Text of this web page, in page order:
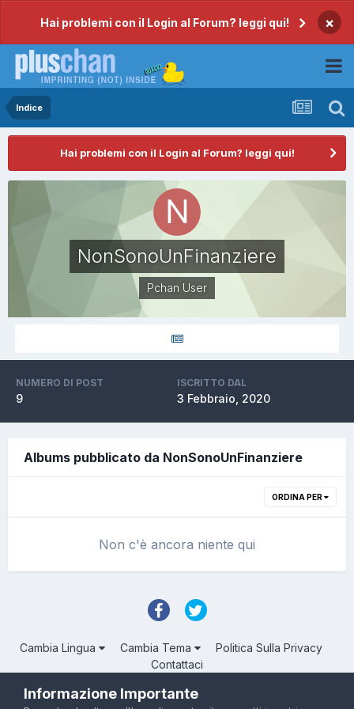
Hai problemi con il Login al Forum? leggi qui! ×
Indice
Hai problemi con il Login al Forum? leggi qui!
NonSonoUnFinanziere
Pchan User
NUMERO DI POST
9
ISCRITTO DAL
3 Febbraio, 2020
Albums pubblicato da NonSonoUnFinanziere
ORDINA PER
Non c'è ancora niente qui
Cambia Lingua Cambia Tema
Politica Sulla Privacy
Contattaci
Powered by Invision Community
Informazione Importante